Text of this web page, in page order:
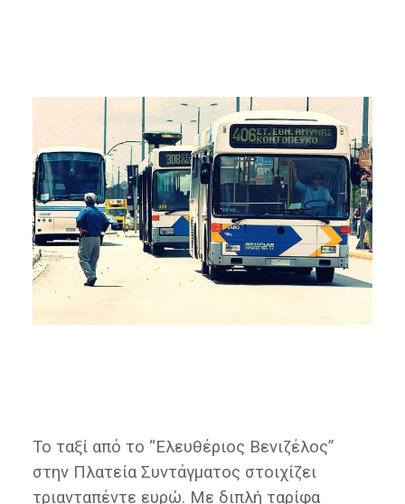
Το ταξί από το “Ελευθέριος Βενιζέλος”
στην Πλατεία Συντάγματος στοιχίζει
τριανταπέντε ευρώ. Με διπλή ταρίφα